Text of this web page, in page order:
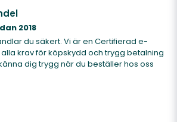
2018
du säkert. Vi är en Certifierad e-
krav för köpskydd och trygg betalning
dig trygg när du beställer hos oss